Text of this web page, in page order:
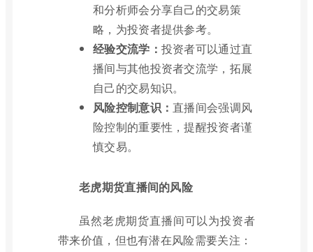
和分析师会分享自己的交易策
略，为投资者提供参考。
经验交流学： 投资者可以通过直
播间与其他投资者交流学，拓展
自己的交易知识。
风险控制意识： 直播间会强调风
险控制的重要性，提醒投资者谨
慎交易。
老虎期货直播间的风险
虽然老虎期货直播间可以为投资者
带来价值，但也有潜在风险需要关注：